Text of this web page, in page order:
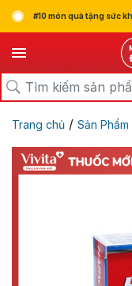
#10 món quà tặng sức
Trang chủ / Sản Phẩm